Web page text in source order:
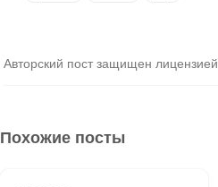
Авторский пост защищен лицензией
Похожие посты